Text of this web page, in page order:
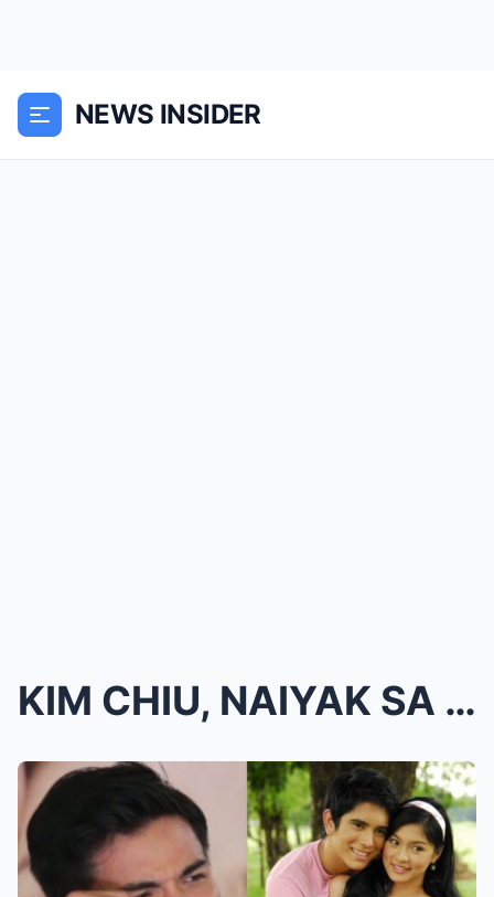
NEWS INSIDER
KIM CHIU, NAIYAK SA PANAYAM! NAKIUSAP NA ‘WAG NANG...